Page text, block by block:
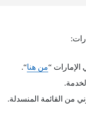
“من هنا“.
من القائمة المنسدلة.